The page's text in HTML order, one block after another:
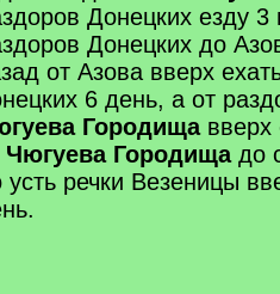
Донецких езду 3
Донецких до
от Азова вверх
6 день, а от
Городищавверх
Чюгуева Городищадо
усть речки Везеницы